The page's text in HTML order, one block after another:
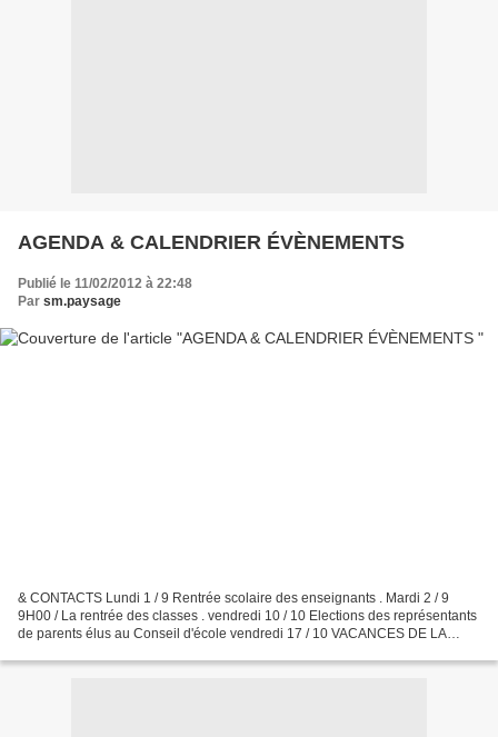
AGENDA & CALENDRIER ÉVÈNEMENTS
Publié le 11/02/2012 à 22:48
Par sm.paysage
& CONTACTS Lundi 1 / 9 Rentrée scolaire des enseignants . Mardi 2 / 9
9H00 / La rentrée des classes . vendredi 10 / 10 Elections des représentants
de parents élus au Conseil d'école vendredi 17 / 10 VACANCES DE LA